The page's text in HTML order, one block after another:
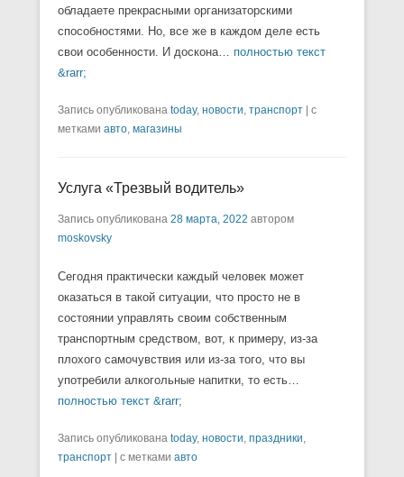
обладаете прекрасными организаторскими
способностями. Но, все же в каждом деле есть
свои особенности. И доскона… полностью текст
&rarr;
Запись опубликована today, новости, транспорт
с
метками авто, магазины
Услуга «Трезвый водитель»
Запись опубликована 28 марта, 2022 автором
moskovsky
Сегодня практически каждый человек может
оказаться в такой ситуации, что просто не в
состоянии управлять своим собственным
транспортным средством, вот, к примеру, из-за
плохого самочувствия или из-за того, что вы
употребили алкогольные напитки, то есть…
полностью текст &rarr;
Запись опубликована today, новости, праздники,
транспорт
с метками авто